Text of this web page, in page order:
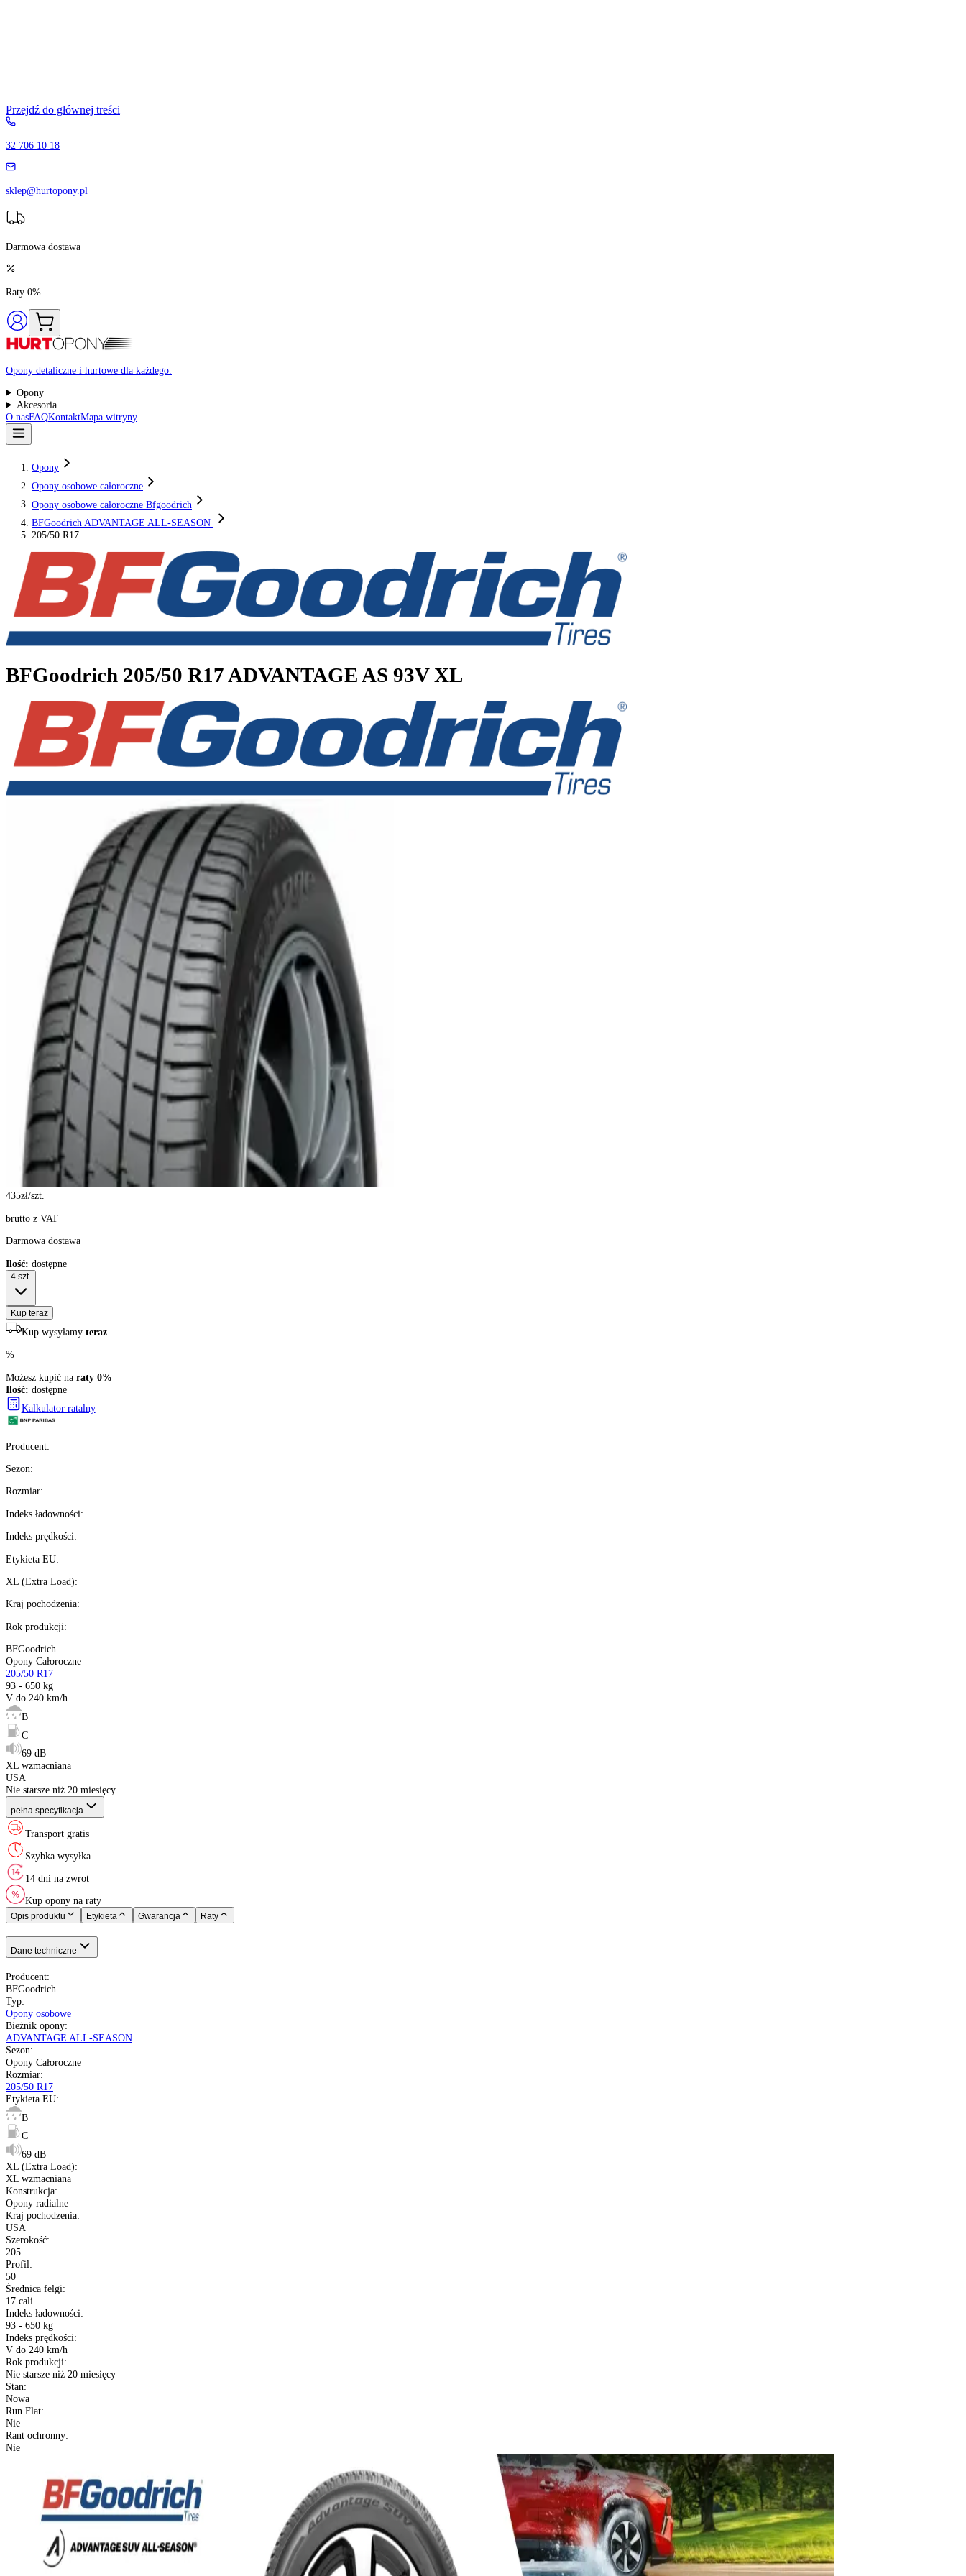
Przejdź do głównej treści
32 706 10 18
sklep@hurtopony.pl
Darmowa dostawa
Raty 0%
Opony detaliczne i hurtowe dla każdego.
Opony
O nasFAQKontakt
Opony
Opony osobowe całoroczne
Opony osobowe całoroczne Bfgoodrich
BFGoodrich ADVANTAGE ALL-SEASON
205/50 R17
BFGoodrich 205/50 R17 ADVANTAGE AS 93V XL
435zł/szt.
brutto z VAT
Darmowa dostawa
Ilość: dostępne
4szt.
Możesz kupić na
Ilość: dostępne
Kalkulator ratalny
Producent:
Sezon:
Rozmiar:
Indeks ładowności
Indeks prędkości
Etykieta EU
XL (Extra Load)
Kraj pochodzenia
Rok produkcji:
BFGoodrich
Opony Całoroczne
205/50 R17
93 - 650 kg
V do 240 km/h
B
C
69 dB
XL wzmacniana
USA
Nie starsze niż 20 miesięcy
pełna specyfikacja
Transport gratis
Szybka wysyłka
14 dni na zwrot
Opis produktu
Dane techniczne
Producent:
BFGoodrich
Typ :
Opony osobowe
Bieżnik opony
ADVANTAGE ALL-SEASON
Sezon
Opony Całoroczne
Rozmiar
205/50 R17
Etykieta EU
:
B
C
69 dB
XL (Extra Load)
XL wzmacniana
Konstrukcja:
Opony radialne
Szerokość:
Średnica felgi :
Indeks ładowności